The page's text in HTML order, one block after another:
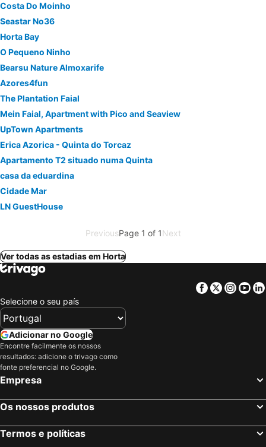
Costa Do Moinho
Seastar No36
Horta Bay
O Pequeno Ninho
Bearsu Nature Almoxarife
Azores4fun
The Plantation Faial
Mein Faial, Apartment with Pico and Seaview
UpTown Apartments
Erica Azorica - Quinta do Torcaz
Apartamento T2 situado numa Quinta
casa da eduardina
Cidade Mar
LN GuestHouse
PreviousPage 1 of 1Next
Ver todas as estadias em Horta
Facebook
Twitter
Selecione o seu país
Adicionar no Google
Encontre facilmente os nossos
resultados: adicione o trivago como
fonte preferencial no Google.
Empresa
Os nossos produtos
Termos e políticas